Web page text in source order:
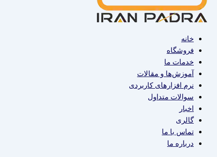
خانه
فروشگاه
خدمات ما
آموزش‌ها و مقالات
نرم افزارهای کاربردی
سوالات متداول
اخبار
گالری
تماس با ما
درباره ما